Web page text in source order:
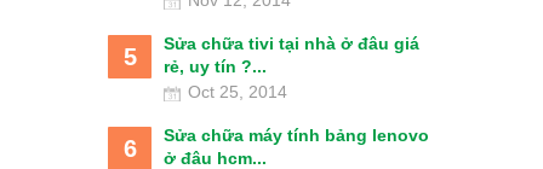
5
Sửa chữa tivi tại nhà ở đâu giá
rẻ, uy tín ?...
Oct 25, 2014
6
Sửa chữa máy tính bảng lenovo
ở đâu hcm...